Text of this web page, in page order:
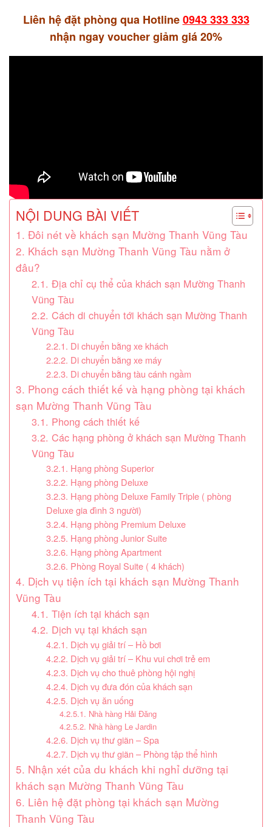
Liên hệ đặt phòng qua Hotline 0943 333 333
nhận ngay voucher giảm giá 20%
NỘI DUNG BÀI VIẾT
1. Đôi nét về khách sạn Mường Thanh Vũng Tàu
2. Khách sạn Mường Thanh Vũng Tàu nằm ở
đâu?
2.1. Địa chỉ cụ thể của khách sạn Mường Thanh
Vũng Tàu
2.2. Cách di chuyển tới khách sạn Mường Thanh
Vũng Tàu
2.2.1. Di chuyển bằng xe khách
2.2.2. Di chuyển bằng xe máy
2.2.3. Di chuyển bằng tàu cánh ngầm
3. Phong cách thiết kế và hạng phòng tại khách
sạn Mường Thanh Vũng Tàu
3.1. Phong cách thiết kế
3.2. Các hạng phòng ở khách sạn Mường Thanh
Vũng Tàu
3.2.1. Hạng phòng Superior
3.2.2. Hạng phòng Deluxe
3.2.3. Hạng phòng Deluxe Family Triple ( phòng
Deluxe gia đình 3 người)
3.2.4. Hạng phòng Premium Deluxe
3.2.5. Hạng phòng Junior Suite
3.2.6. Hạng phòng Apartment
3.2.6. Phòng Royal Suite ( 4 khách)
4. Dịch vụ tiện ích tại khách sạn Mường Thanh
Vũng Tàu
4.1. Tiện ích tại khách sạn
4.2. Dịch vụ tại khách sạn
4.2.1. Dịch vụ giải trí – Hồ bơi
4.2.2. Dịch vụ giải trí – Khu vui chơi trẻ em
4.2.3. Dịch vụ cho thuê phòng hội nghị
4.2.4. Dịch vụ đưa đón của khách sạn
4.2.5. Dịch vụ ăn uống
4.2.5.1. Nhà hàng Hải Đăng
4.2.5.2. Nhà hàng Le Jardin
4.2.6. Dịch vụ thư giãn – Spa
4.2.7. Dịch vụ thư giãn – Phòng tập thể hình
5. Nhận xét của du khách khi nghỉ dưỡng tại
khách sạn Mường Thanh Vũng Tàu
6. Liên hệ đặt phòng tại khách sạn Mường
Thanh Vũng Tàu